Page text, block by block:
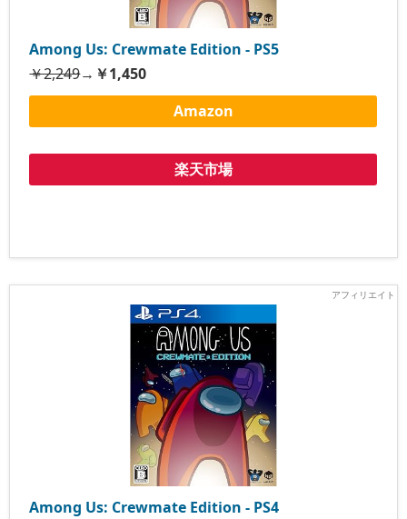
Among Us: Crewmate Edition - PS5
￥2,249→ ￥1,450
Amazon
楽天市場
Among Us: Crewmate Edition - PS4